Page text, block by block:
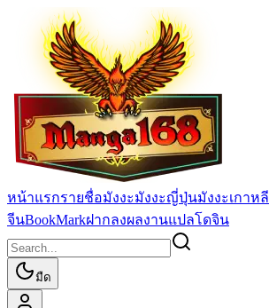
หน้าแรกรายชื่อมังงะมังงะญี่ปุ่นมังงะเกาหลี
จีนBookMarkฝากลงผลงานแปลโดจิน
มืด